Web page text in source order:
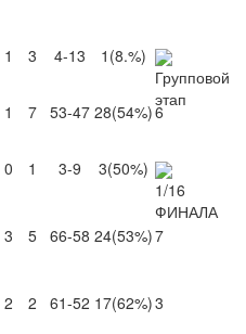
1 3 4-13 1 (8.%)
1 7 53-47 28(54%)6
0 1 3-9 3(50%)
3 5 66-58 24(53%)7
2 2 61-52 17(62%)3